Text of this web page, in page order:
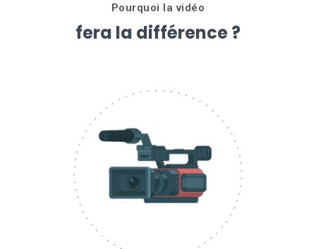
Pourquoi la vidéo
fera la différence ?